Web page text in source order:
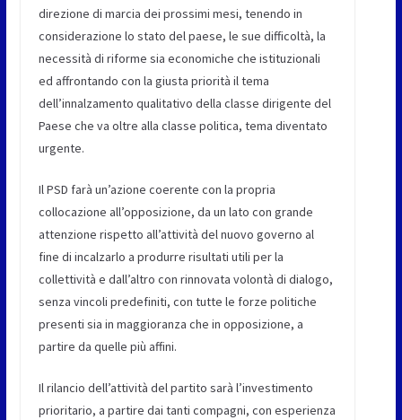
direzione di marcia dei prossimi mesi, tenendo in
considerazione lo stato del paese, le sue difficoltà, la
necessità di riforme sia economiche che istituzionali
ed affrontando con la giusta priorità il tema
dell’innalzamento qualitativo della classe dirigente del
Paese che va oltre alla classe politica, tema diventato
urgente.
Il PSD farà un’azione coerente con la propria
collocazione all’opposizione, da un lato con grande
attenzione rispetto all’attività del nuovo governo al
fine di incalzarlo a produrre risultati utili per la
collettività e dall’altro con rinnovata volontà di dialogo,
senza vincoli predefiniti, con tutte le forze politiche
presenti sia in maggioranza che in opposizione, a
partire da quelle più affini.
Il rilancio dell’attività del partito sarà l’investimento
prioritario, a partire dai tanti compagni, con esperienza